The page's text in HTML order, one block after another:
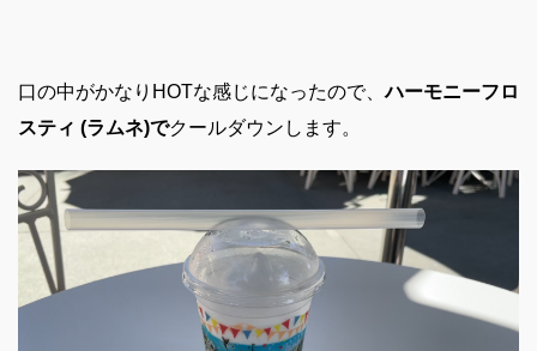
口の中がかなりHOTな感じになったので、ハーモニーフロ
スティ (ラムネ)でクールダウンします。